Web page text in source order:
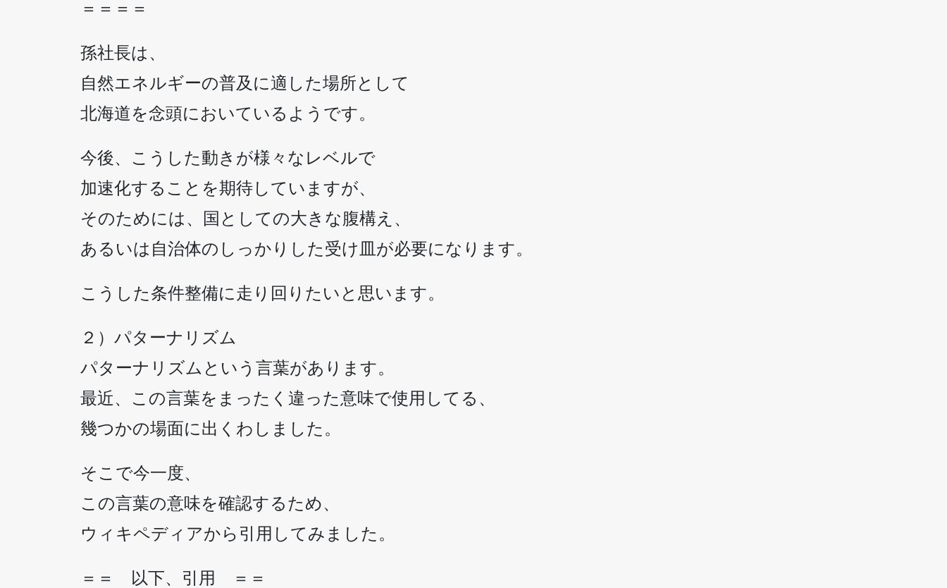
＝＝＝＝
孫社長は、
自然エネルギーの普及に適した場所として
北海道を念頭においているようです。
今後、こうした動きが様々なレベルで
加速化することを期待していますが、
そのためには、国としての大きな腹構え、
あるいは自治体のしっかりした受け皿が必要になります。
こうした条件整備に走り回りたいと思います。
２）パターナリズム
パターナリズムという言葉があります。
最近、この言葉をまったく違った意味で使用してる、
幾つかの場面に出くわしました。
そこで今一度、
この言葉の意味を確認するため、
ウィキペディアから引用してみました。
＝＝ 以下、引用 ＝＝